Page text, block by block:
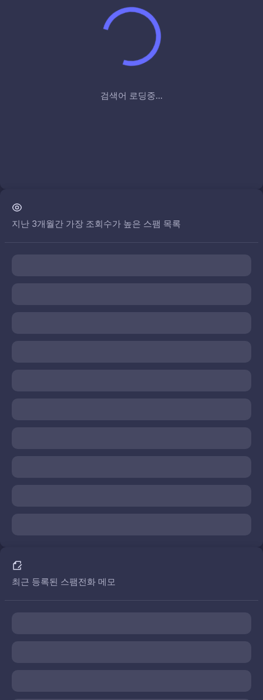
검색어 로딩중...
지난 3개월간 가장 조회수가 높은 스팸 목록
최근 등록된 스팸전화 메모